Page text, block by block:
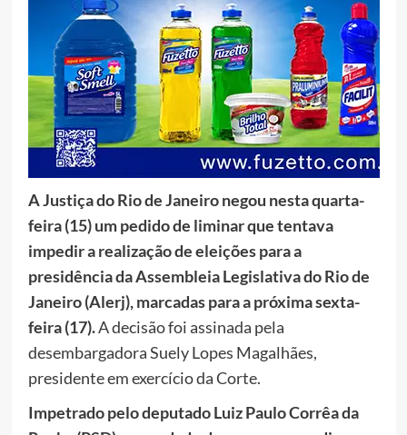
A Justiça do Rio de Janeiro negou nesta quarta-
feira (15) um pedido de liminar que tentava
impedir a realização de eleições para a
presidência da Assembleia Legislativa do Rio de
Janeiro (Alerj), marcadas para a próxima sexta-
feira (17).A decisão foi assinada pela
desembargadora Suely Lopes Magalhães,
presidente em exercício da Corte.
Impetrado pelo deputado Luiz Paulo Corrêa da